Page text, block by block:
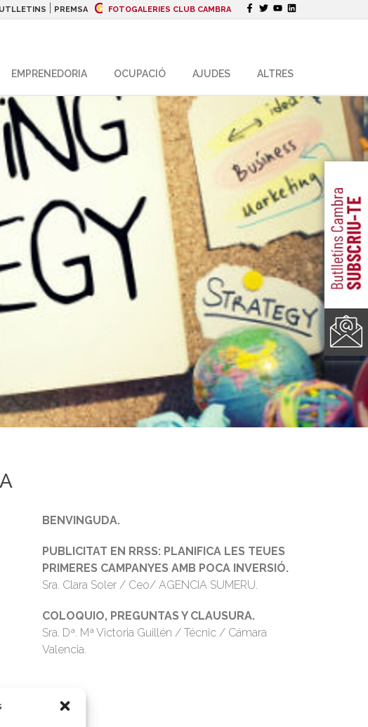
PREMSA FOTOGALERIES CLUB CAMBRA
EMPRENEDORIA OCUPACIÓ AJUDES ALTRES
BENVINGUDA.
PUBLICITAT EN RRSS: PLANIFICA LES TEUES
PRIMERES CAMPANYES AMB POCA INVERSIÓ.
Sra. Clara Soler / Ceo/ AGENCIA SUMERU.
COLOQUIO, PREGUNTAS Y CLAUSURA.
Sra. Dª. Mª Victoria Guillén / Técnic / Cámara
Valencia.